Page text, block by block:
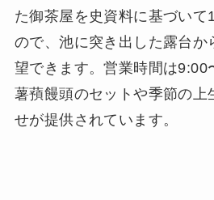
た御茶屋を史資料に基づいて
ので、池に突き出した露台か
望できます。営業時間は9:00
薯蕷饅頭のセットや季節の上
せが提供されています。